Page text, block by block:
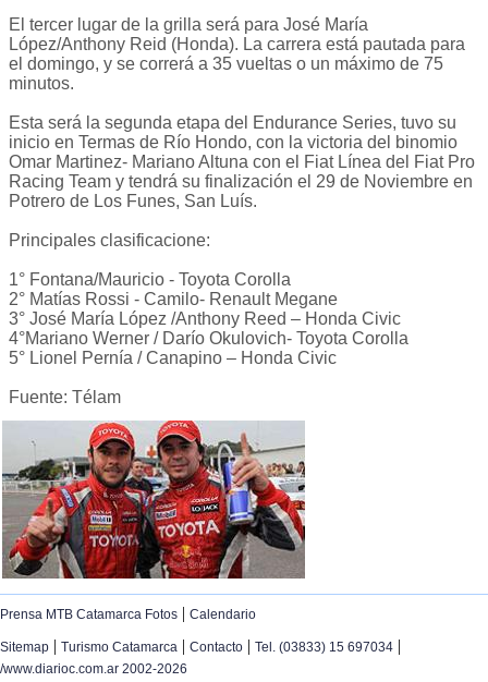
El tercer lugar de la grilla será para José María
López/Anthony Reid (Honda). La carrera está pautada para
el domingo, y se correrá a 35 vueltas o un máximo de 75
minutos.
Esta será la segunda etapa del Endurance Series, tuvo su
inicio en Termas de Río Hondo, con la victoria del binomio
Omar Martinez- Mariano Altuna con el Fiat Línea del Fiat Pro
Racing Team y tendrá su finalización el 29 de Noviembre en
Potrero de Los Funes, San Luís.
Principales clasificacione:
1° Fontana/Mauricio - Toyota Corolla
2° Matías Rossi - Camilo- Renault Megane
3° José María López /Anthony Reed – Honda Civic
4°Mariano Werner / Darío Okulovich- Toyota Corolla
5° Lionel Pernía / Canapino – Honda Civic
Fuente: Télam
Prensa MTB Catamarca Fotos | Calendario
Sitemap | Turismo Catamarca | Contacto | Tel. (03833) 15 697034 |
/www.diarioc.com.ar 2002-2026